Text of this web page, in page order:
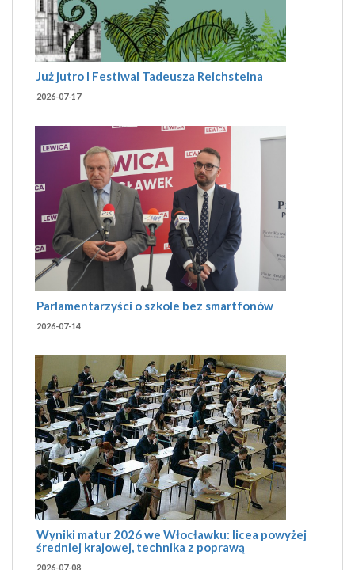
Już jutro I Festiwal Tadeusza Reichsteina
2026-07-17
Parlamentarzyści o szkole bez smartfonów
2026-07-14
Wyniki matur 2026 we Włocławku: licea powyżej
średniej krajowej, technika z poprawą
2026-07-08